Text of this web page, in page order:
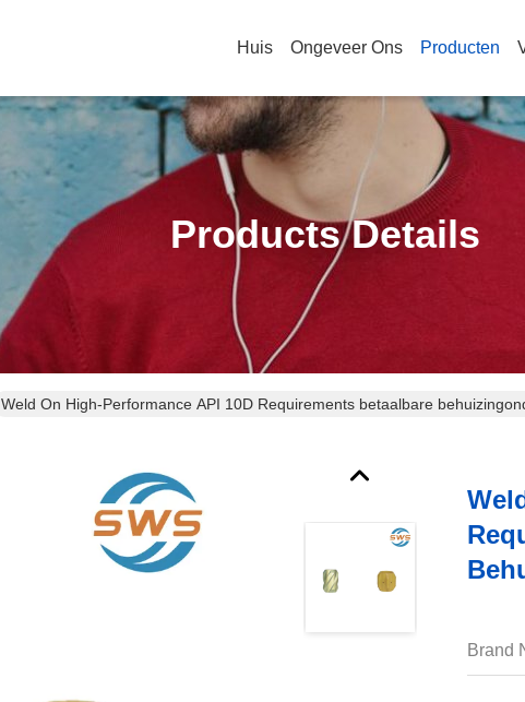
Huis Ongeveer Ons Producten
Products Details
Weld On High-Performance API 10D Requirements betaalbare
Brand